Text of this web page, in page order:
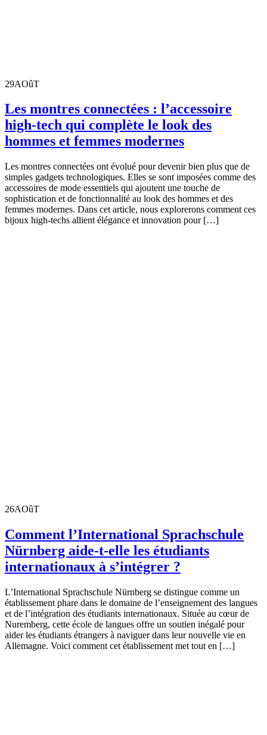
29AOûT
Les montres connectées : l’accessoire
high-tech qui complète le look des
hommes et femmes modernes
Les montres connectées ont évolué pour devenir bien plus que de
simples gadgets technologiques. Elles se sont imposées comme des
accessoires de mode essentiels qui ajoutent une touche de
sophistication et de fonctionnalité au look des hommes et des
femmes modernes. Dans cet article, nous explorerons comment ces
bijoux high-techs allient élégance et innovation pour […]
26AOûT
Comment l’International Sprachschule
Nürnberg aide-t-elle les étudiants
internationaux à s’intégrer ?
L’International Sprachschule Nürnberg se distingue comme un
établissement phare dans le domaine de l’enseignement des langues
et de l’intégration des étudiants internationaux. Située au cœur de
Nuremberg, cette école de langues offre un soutien inégalé pour
aider les étudiants étrangers à naviguer dans leur nouvelle vie en
Allemagne. Voici comment cet établissement met tout en […]